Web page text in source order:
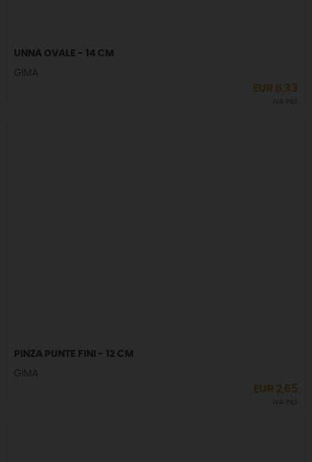
UNNA OVALE - 14 CM
GIMA
EUR 6,33
IVA incl.
PINZA PUNTE FINI - 12 CM
GIMA
EUR 2,65
IVA incl.